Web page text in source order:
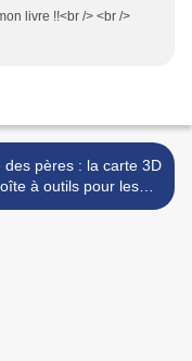
livre !!<br /> <br />
des pères : la carte 3D
à outils pour les
bricoleurs (gratuit - à